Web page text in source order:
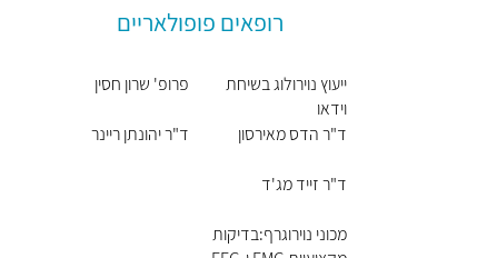
רופאים פופולאריים
ייעוץ נוירולוג בשיחת
וידאו
ד"ר הדס מאירסון
ד"ר זייד מג'ד
מכוני נוירוגרף:בדיקות
פרופ' שרון חסין
ד"ר יהונתן ריינר